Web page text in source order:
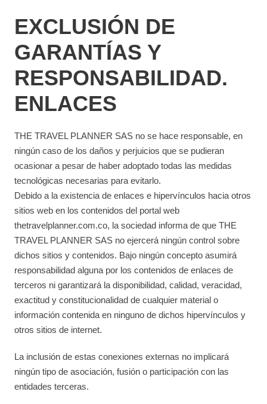
EXCLUSIÓN DE
GARANTÍAS Y
RESPONSABILIDAD.
ENLACES
THE TRAVEL PLANNER SAS no se hace responsable, en
ningún caso de los daños y perjuicios que se pudieran
ocasionar a pesar de haber adoptado todas las medidas
tecnológicas necesarias para evitarlo.
Debido a la existencia de enlaces e hipervínculos hacia otros
sitios web en los contenidos del portal web
thetravelplanner.com.co, la sociedad informa de que THE
TRAVEL PLANNER SAS no ejercerá ningún control sobre
dichos sitios y contenidos. Bajo ningún concepto asumirá
responsabilidad alguna por los contenidos de enlaces de
terceros ni garantizará la disponibilidad, calidad, veracidad,
exactitud y constitucionalidad de cualquier material o
información contenida en ninguno de dichos hipervínculos y
otros sitios de internet.
La inclusión de estas conexiones externas no implicará
ningún tipo de asociación, fusión o participación con las
entidades terceras.